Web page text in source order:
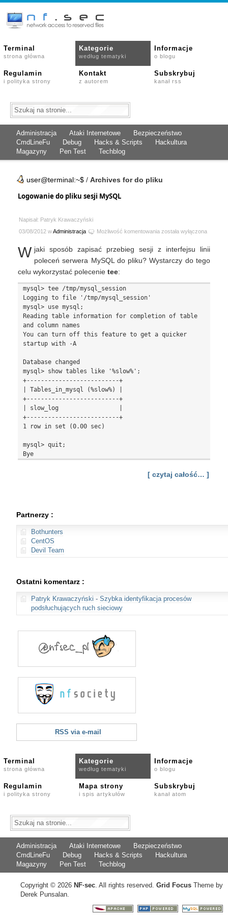
Terminal
strona główna
Kategorie
według tematyki
Informacje
o blogu
Regulamin
i polityka strony
Kontakt
z autorem
Subskrybuj
kanał rss
Administracja Ataki Internetowe
Bezpieczeństwo
CmdLineFu
Debug Hacks & Scripts
Hackultura
Magazyny
Pen Test Techblog
user@terminal:~$ / Archives for do pliku
Logowanie do pliku sesji MySQL
Napisał: Patryk Krawaczyński
03/08/2012 wAdministracja Możliwość komentowania Logowanie
pliku
sesji
została wyłączona
W jaki sposób zapisać przebieg sesji z interfejsu linii
poleceń serwera MySQL do pliku? Wystarczy do tego
celu wykorzystać polecenie tee:
mysql> tee /tmp/mysql_session
Logging to file '/tmp/mysql_session'
mysql> use mysql;
Reading table information for completion of table
and column names
You can turn off this feature to get a quicker
startup with -A
Database changed
mysql> show tables like '%slow%';
+--------------------------+
| Tables_in_mysql (%slow%) |
+--------------------------+
| slow_log                 |
+--------------------------+
1 row in set (0.00 sec)
mysql> quit;
[ czytaj całość… ]
Partnerzy :
Bothunters
CentOS
Devil Team
Ostatni komentarz :
Patryk Krawaczyński - Szybka identyfikacja procesów
podsłuchujących ruch sieciowy
RSS via e-mail
Terminal
strona główna
Kategorie
według tematyki
Informacje
o blogu
Regulamin
i polityka strony
Mapa strony
i spis artykułów
Subskrybuj
kanał atom
Administracja Ataki Internetowe
Bezpieczeństwo
CmdLineFu
Debug Hacks & Scripts
Hackultura
Magazyny
Pen Test Techblog
Copyright © 2026 NF·sec. All rights reserved. Grid Focus Theme by
Derek Punsalan.